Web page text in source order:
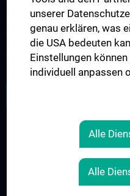
Arbeitsgruppe für
Störungen
Arbeitsgruppe für Schwindel-
COOKIE-EINSTELLUNGEN
unserer
genau erklären, was
die USA bedeuten
Einstellungen
individuell anpassen
Alle
Alle